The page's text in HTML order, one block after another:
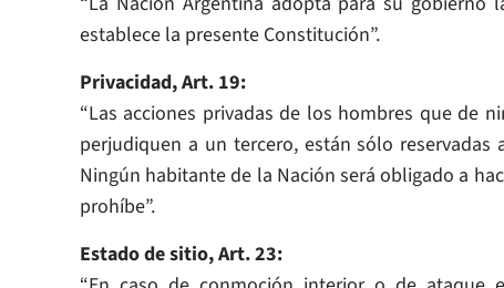
establece la presente Constitución”.
Privacidad, Art. 19:
“Las acciones privadas de los hombres que de
perjudiquen a un tercero, están sólo
Ningún habitante de la Nación será obligado a
prohíbe”.
Estado de sitio, Art. 23: